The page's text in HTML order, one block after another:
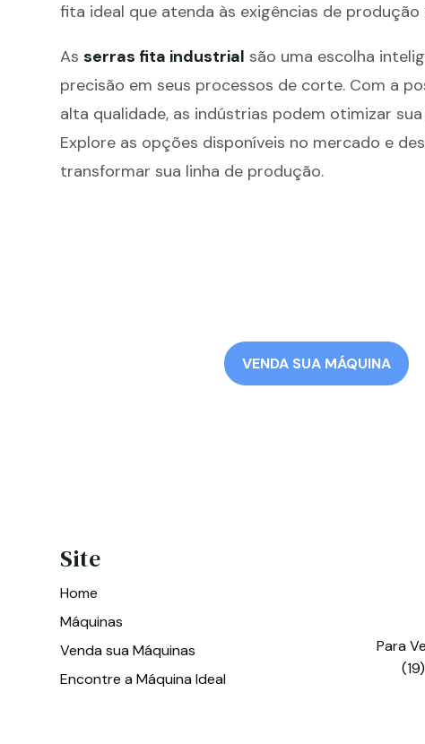
fita ideal que atenda às exigências de produção
Asserras fita industrial são uma escolha
precisão em seus processos de corte. Com a
alta qualidade, as indústrias podem otimizar
Explore as opções disponíveis no mercado e
transformar sua linha de produção.
VENDA SUA MÁQUINA
Site
Home
Máquinas
Venda sua Máquinas
Encontre a Máquina Ideal
Para